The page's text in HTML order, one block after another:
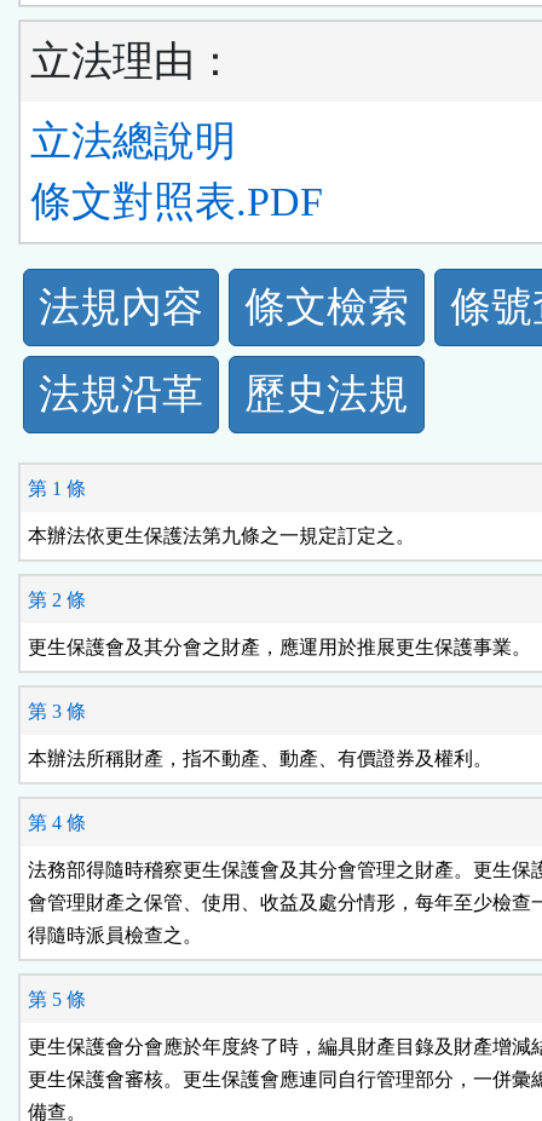
立法理由：
立法總說明
條文對照表.PDF
法
規
功
能
按
鈕
區
法規內容 條文檢索
條
法規沿革
歷史法規
第 1 條
第 2 條
第 3 條
第 4 條
法務部得隨時稽察更生保護會及其分會管理之財產。更生保
會管理財產之保管、使用、收益及處分情形，每年至少檢查
第 5 條
更生保護會分會應於年度終了時，編具財產目錄及財產增減
更生保護會審核。更生保護會應連同自行管理部分，一併彙